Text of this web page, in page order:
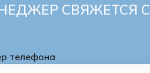
СВЯЖЕТСЯ С
телефона